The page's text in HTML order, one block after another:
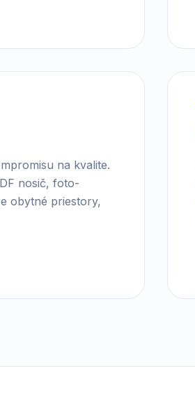
na kvalite.
nosič, foto-
obytné priestory,